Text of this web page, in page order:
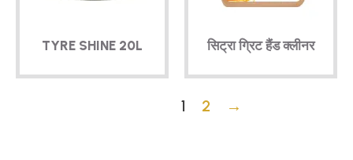
TYRE SHINE 20L सिट्रा ग्रिट हैंड क्लीनर
1 2 →